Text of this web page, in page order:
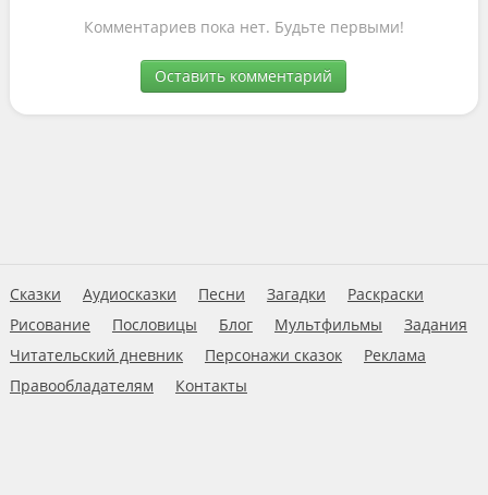
Комментариев пока нет. Будьте первыми!
Оставить комментарий
Сказки Аудиосказки Песни Загадки
Раскраски
Рисование
Пословицы Блог Мультфильмы
Задания
Читательский дневник
Персонажи сказок
Реклама
Правообладателям
Контакты